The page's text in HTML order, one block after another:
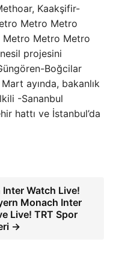
Kaakşifir-
Metro Metro
Metro Metro
projesini
Boğcilar
ayında, bakanlık
-Sananbul
hattı ve İstanbul’da
Watch Live!
Monach Inter
Live! TRT Spor
→